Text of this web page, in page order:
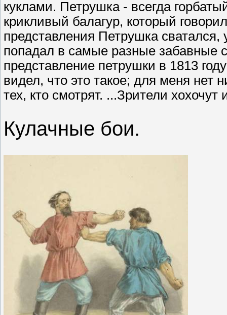
куклами. Петрушка - всегда
крикливый балагур, который
представления Петрушка сватался,
попадал в самые разные забавные
представление петрушки в 1813
видел, что это такое; для меня нет
тех, кто смотрят. ...Зрители
Кулачные бои.